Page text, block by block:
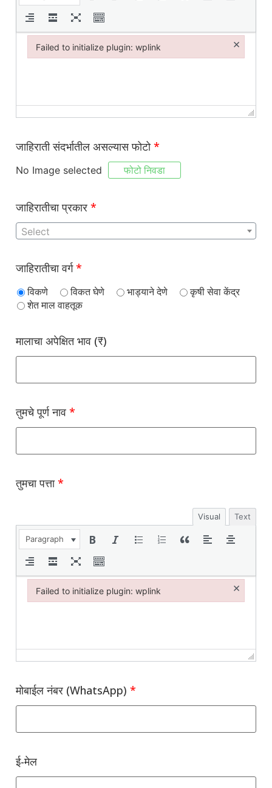
जाहिराती संदर्भातील असल्यास फोटो*
No Image selected फोटो निवडा
जाहिरातीचा प्रकार *
Select
जाहिरातीचा वर्ग*
विकणे विकत घेणे भाड्याने देणे
कृषी सेवा केंद्र
शेत माल वाहतूक
मालाचा अपेक्षित भाव (₹)
तुमचे पूर्ण नाव *
तुमचा पत्ता*
Visual Text
Paragraph
मोबाईल नंबर (WhatsApp) *
ई-मेल
Failed to initialize plugin: wplink ×
Failed to initialize plugin: wplink
Failed to initialize plugin: wplink ×
Failed to initialize plugin: wplink